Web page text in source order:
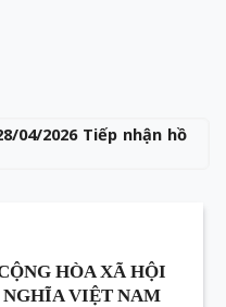
04/2026 Tiếp nhận hồ
HÒA XÃ HỘI
NGHĨA VIỆT NAM